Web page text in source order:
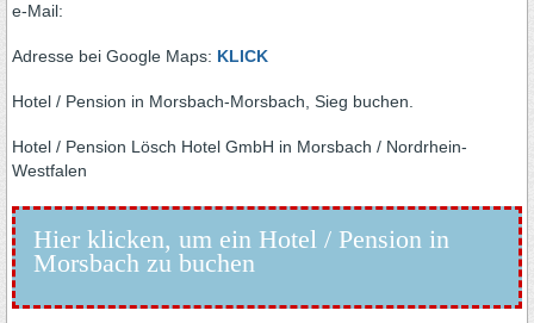
e-Mail:
Adresse bei Google Maps: KLICK
Hotel / Pension in Morsbach-Morsbach, Sieg buchen.
Hotel / Pension Lösch Hotel GmbH in Morsbach / Nordrhein-
Westfalen
Hier klicken, um ein Hotel / Pension in
Morsbach zu buchen